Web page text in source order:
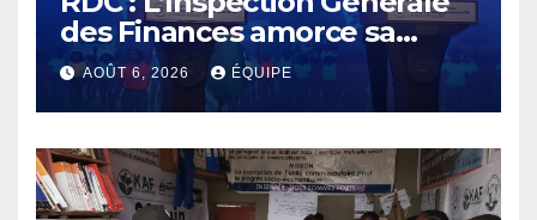
des Finances amorce sa
révolution numérique pour
un contrôle permanent des
finances publiques
AOÛT 6, 2026 ÉQUIPE